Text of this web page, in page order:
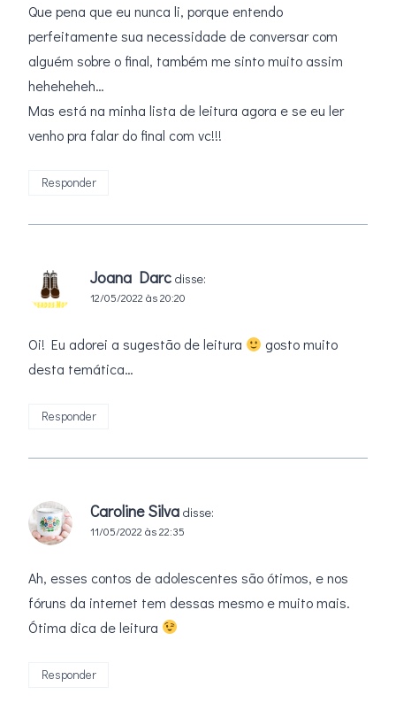
Que pena que eu nunca li, porque entendo
perfeitamente sua necessidade de conversar com
alguém sobre o final, também me sinto muito assim
heheheheh…
Mas está na minha lista de leitura agora e se eu ler
venho pra falar do final com vc!!!
Responder
Joana Darc disse:
12/05/2022 às 20:20
Oi! Eu adorei a sugestão de leitura
gosto muito
desta temática…
Responder
Caroline Silva disse:
11/05/2022 às 22:35
Ah, esses contos de adolescentes são ótimos, e nos
fóruns da internet tem dessas mesmo e muito mais.
Ótima dica de leitura
Responder